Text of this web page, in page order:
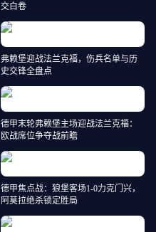
交白卷
弗赖堡迎战法兰克福，伤兵名单与历
史交锋全盘点
德甲末轮弗赖堡主场迎战法兰克福：
欧战席位争夺战前瞻
德甲焦点战：狼堡客场1-0力克门兴，
阿莫拉绝杀锁定胜局